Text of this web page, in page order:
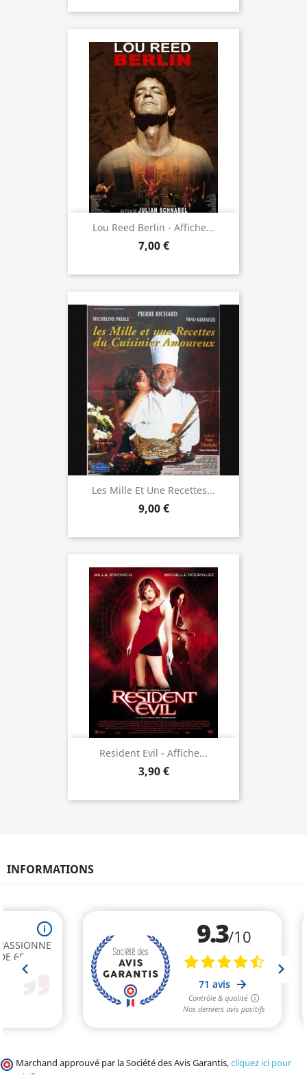
Lou Reed Berlin - Affiche...
7,00 €
Les Mille Et Une Recettes...
9,00 €
Resident Evil - Affiche...
3,90 €
INFORMATIONS
Marchand approuvé par la Société des Avis Garantis,cliquez ici pour